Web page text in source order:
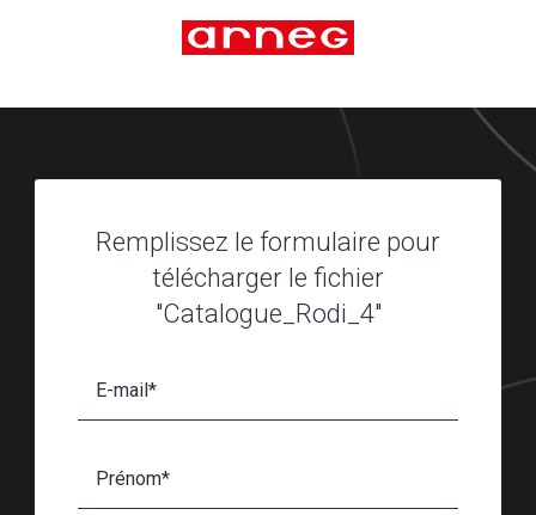
Remplissez le formulaire pour
télécharger le fichier
"Catalogue_Rodi_4"